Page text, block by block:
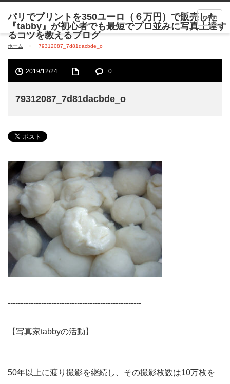
menu
ホーム 79312087_7d81dacbde_o
2019/12/24 0
79312087_7d81dacbde_o
----------------------------------------------------
【写真家tabbyの活動】
50年以上に渡り撮影を継続し、その撮影枚数は10万枚を